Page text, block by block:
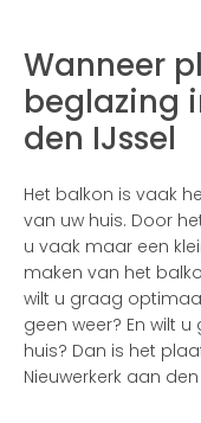
Wanneer
beglazing
den IJssel
Het balkon is vaak
van uw huis. Door
u vaak maar een
maken van het
wilt u graag
geen weer? En wilt
huis? Dan is het
Nieuwerkerk aan